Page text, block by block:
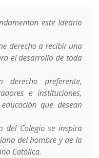
este Ideario
derecho a recibir una
el desarrollo de toda
preferente,
e instituciones,
que desean
del Colegio se inspira
del hombre y de la
Católica.